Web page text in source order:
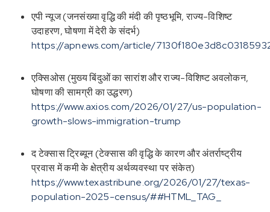
एपी न्यूज (जनसंख्या वृद्धि की मंदी की पृष्ठभूमि, राज्य-विशिष्ट
उदाहरण, घोषणा में देरी के संदर्भ)
https://apnews.com/article/
एक्सिओस (मुख्य बिंदुओं का सारांश और राज्य-विशिष्ट अवलोकन,
घोषणा की सामग्री का उद्धरण)
https://www.axios.com/2026/01/27/us-population-
growth-slows-immigration-trump
द टेक्सास ट्रिब्यून (टेक्सास की वृद्धि के कारण और अंतर्राष्ट्रीय
प्रवास में कमी के क्षेत्रीय अर्थव्यवस्था पर संकेत)
https://www.texastribune.org/2026/01/27/texas-
population-2025-census/##HTML_TAG_